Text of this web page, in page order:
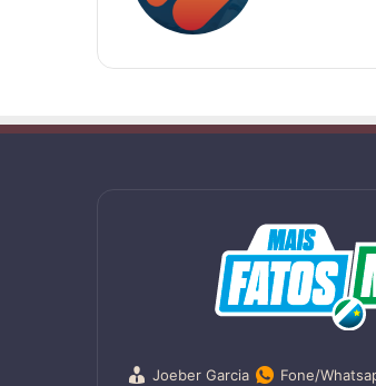
Joeber Garcia
Fone/